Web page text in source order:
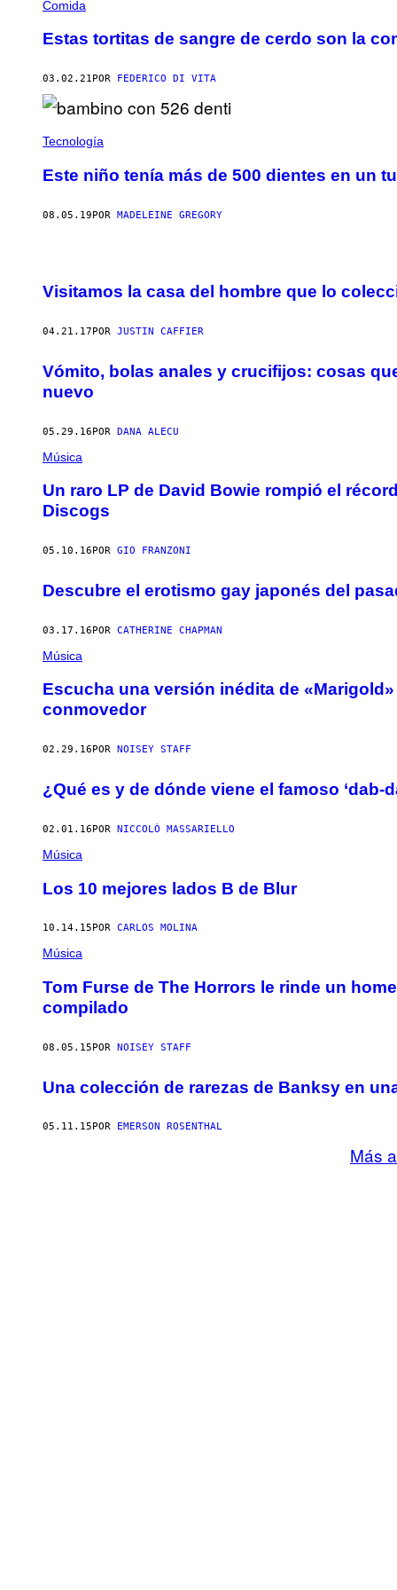
Comida
Estas tortitas de sangre de cerdo son la
03.02.21 POR FEDERICO DI VITA
Tecnología
Este niño tenía más de 500 dientes en un
08.05.19POR MADELEINE GREGORY
Visitamos la casa del hombre que lo
04.21.17 POR JUSTIN CAFFIER
Vómito, bolas anales y crucifijos: cosas
nuevo
05.29.16POR DANA ALECU
Música
Un raro LP de David Bowie rompió el
Discogs
05.10.16 POR GIO FRANZONI
Descubre el erotismo gay japonés del
03.17.16POR CATHERINE CHAPMAN
Música
Escucha una versión inédita de
conmovedor
02.29.16 POR NOISEY STAFF
¿Qué es y de dónde viene el famoso ‘dab-
02.01.16POR NICCOLÒ MASSARIELLO
Música
Los 10 mejores lados B de Blur
10.14.15 POR CARLOS MOLINA
Música
Tom Furse de The Horrors le rinde un
compilado
08.05.15POR NOISEY STAFF
Una colección de rarezas de Banksy en
05.11.15 POR EMERSON ROSENTHAL
Más